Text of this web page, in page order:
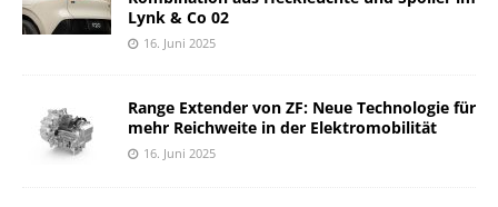
Lynk & Co 02
16. Juni 2025
Range Extender von ZF: Neue Technologie für
mehr Reichweite in der Elektromobilität
16. Juni 2025